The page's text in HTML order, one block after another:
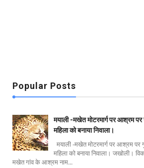
Popular Posts
मयाली -मखेत मोटरमार्ग पर आश्रम पर
महिला को बनाया निवाला।
मयाली -मखेत मोटरमार्ग पर आश्रम पर
महिला को बनाया निवाला। जखोली।
मखेत गांव के आश्रम नाम...